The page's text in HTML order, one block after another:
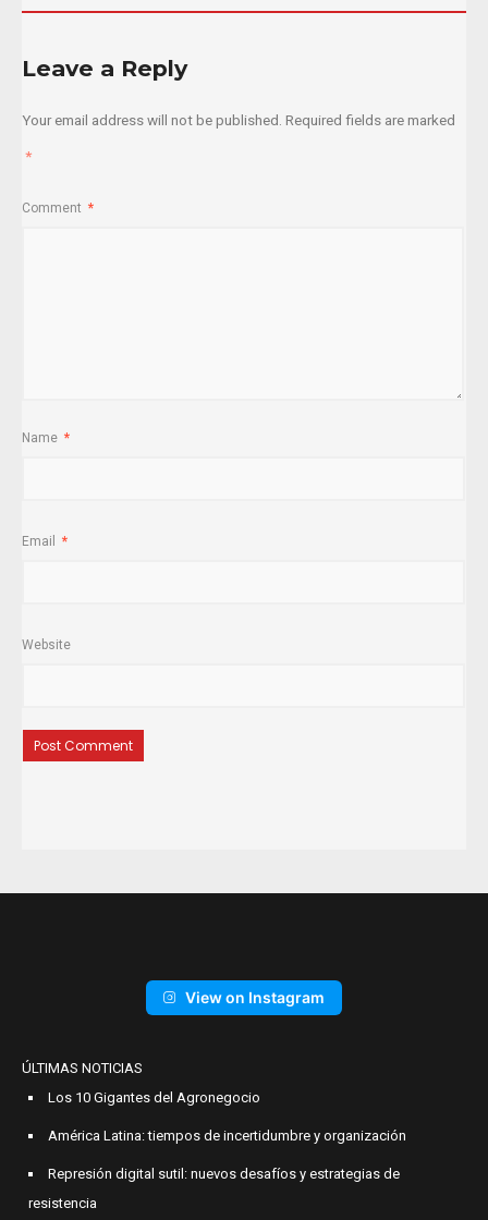
Leave a Reply
Your email address will not be published. Required fields are marked
*
Comment *
Name *
Email *
Website
View on Instagram
ÚLTIMAS NOTICIAS
Los 10 Gigantes del Agronegocio
América Latina: tiempos de incertidumbre y organización
Represión digital sutil: nuevos desafíos y estrategias de
resistencia